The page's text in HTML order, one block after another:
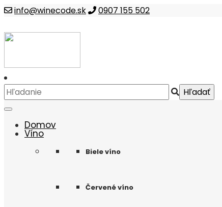
info@winecode.sk 0907 155 502
Domov
Víno
Biele víno
Červené víno